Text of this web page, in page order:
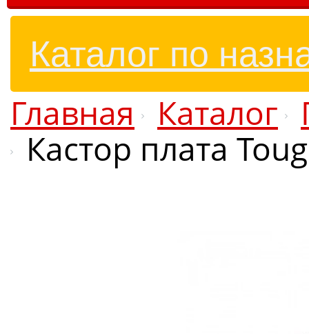
Каталог по
Главная Каталог
Кастор плата